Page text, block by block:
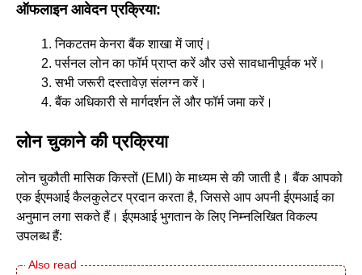
ऑफलाइन आवेदन प्रक्रिया:
निकटतम केनरा बैंक शाखा में जाएं।
पर्सनल लोन का फॉर्म प्राप्त करें और उसे सावधानीपूर्वक भरें।
सभी जरूरी दस्तावेज़ संलग्न करें।
बैंक अधिकारी से मार्गदर्शन लें और फॉर्म जमा करें।
लोन चुकाने की प्रक्रिया
लोन चुकौती मासिक किस्तों (EMI) के माध्यम से की जाती है। बैंक आपको
एक ईएमआई कैलकुलेटर प्रदान करता है, जिससे आप अपनी ईएमआई का
अनुमान लगा सकते हैं। ईएमआई भुगतान के लिए निम्नलिखित विकल्प
उपलब्ध हैं: